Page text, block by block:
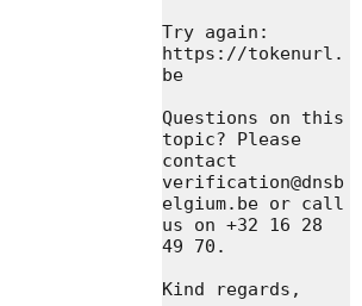
Try again:
https://tokenurl.
be
Questions on this
topic? Please
contact
verification@dnsb
elgium.be or call
us on +32 16 28
49 70.
Kind regards,